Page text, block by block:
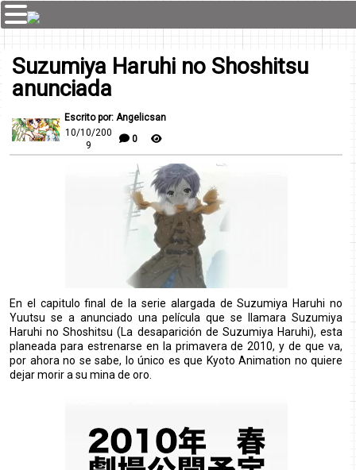
Suzumiya Haruhi no Shoshitsu
anunciada
Escrito por: Angelicsan
10/10/200
9
0
En el capitulo final de la serie alargada de Suzumiya Haruhi no
Yuutsu se a anunciado una película que se llamara Suzumiya
Haruhi no Shoshitsu (La desaparición de Suzumiya Haruhi), esta
planeada para estrenarse en la primavera de 2010, y de que va,
por ahora no se sabe, lo único es que Kyoto Animation no quiere
dejar morir a su mina de oro.